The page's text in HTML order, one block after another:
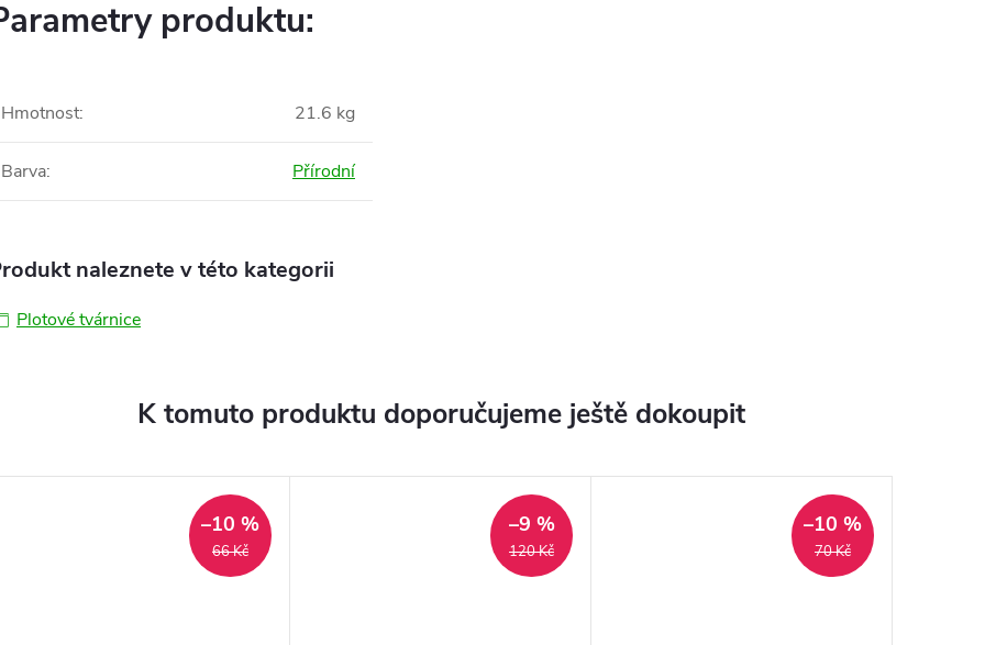
produktu:
Hmotnost: 21.6 kg
Barva: Přírodní
naleznete v této kategorii
Plotové tvárnice
K tomuto produktu doporučujeme ještě dokoupit
66 Kč
–10 %
120 Kč
–9 %
70 Kč
–10 %